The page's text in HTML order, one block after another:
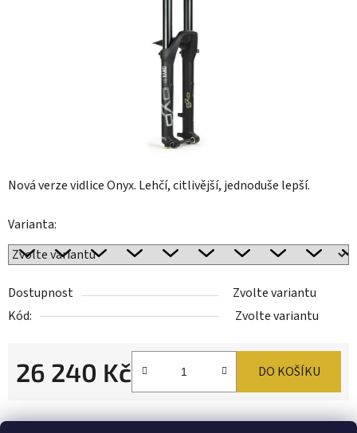
Nová verze vidlice Onyx. Lehčí, citlivější, jednoduše lepší.
Varianta:
Dostupnost
Zvolte variantu
Kód:
Zvolte variantu
26 240 Kč DO KOŠÍKU